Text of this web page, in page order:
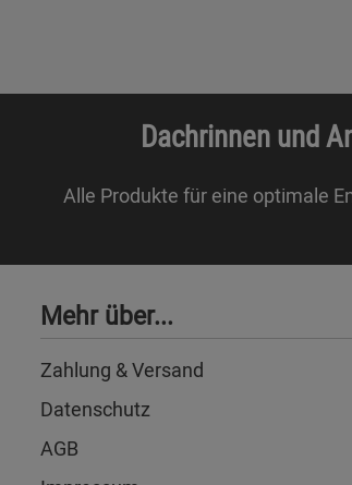
Dachrinnen und
Alle Produkte für eine optimale
Mehr über...
Zahlung & Versand
Datenschutz
AGB